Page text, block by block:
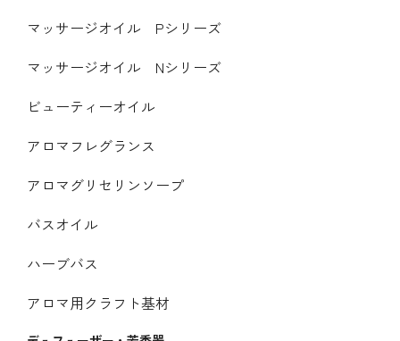
マッサージオイル Pシリーズ
マッサージオイル Nシリーズ
ビューティーオイル
アロマフレグランス
アロマグリセリンソープ
バスオイル
ハーブバス
アロマ用クラフト基材